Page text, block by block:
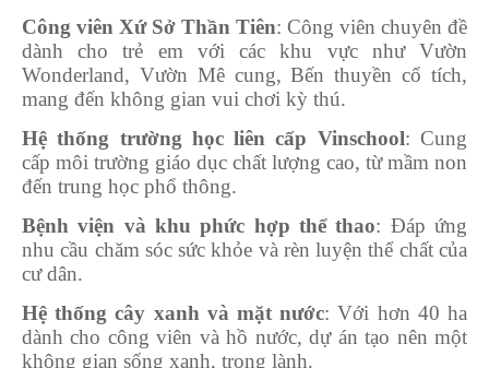
Công viên Xứ Sở Thần Tiên: Công viên chuyên đề
dành cho trẻ em với các khu vực như Vườn
Wonderland, Vườn Mê cung, Bến thuyền cổ tích,
mang đến không gian vui chơi kỳ thú.
Hệ thống trường học liên cấp Vinschool: Cung
cấp môi trường giáo dục chất lượng cao, từ mầm non
đến trung học phổ thông.
Bệnh viện và khu phức hợp thể thao: Đáp ứng
nhu cầu chăm sóc sức khỏe và rèn luyện thể chất của
cư dân.
Hệ thống cây xanh và mặt nước: Với hơn 40 ha
dành cho công viên và hồ nước, dự án tạo nên một
không gian sống xanh, trong lành.